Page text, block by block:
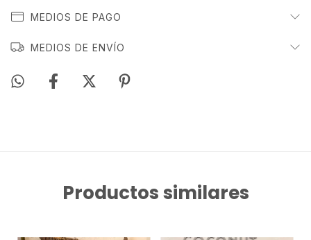
MEDIOS DE PAGO
MEDIOS DE ENVÍO
Productos similares